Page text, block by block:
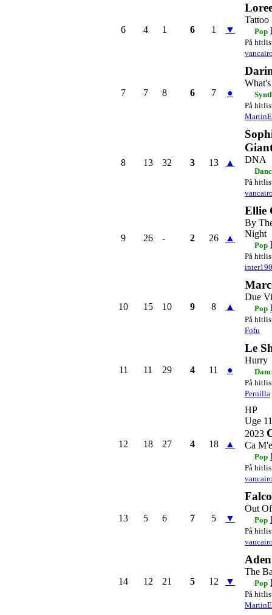
6 4 1 6 1 ▼
Tattoo
Pop
På
7 7 8 6 7 ●
På
8 13 32 3 13 ▲ DNA
På
9 26 - 2 26 ▲
Ellie
By
Night
Pop
På
10 15 10 9 8 ▲
Due
Pop
På
Fofu
11 11 29 4 11 ●
Le
Hurry
På
Pernilla
12 18 27 4 18 ▲
HP
Uge 11
2023
Ca
Pop
På
13 5 6 7 5 ▼
Falco
Out
Pop
På
14 12 21 5 12 ▼
The
Pop
På